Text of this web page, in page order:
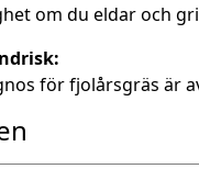
om du eldar och
för fjolårsgräs är